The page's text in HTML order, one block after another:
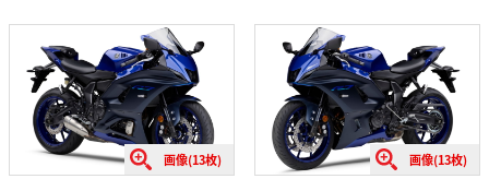
画像(13枚) 画像(13枚)